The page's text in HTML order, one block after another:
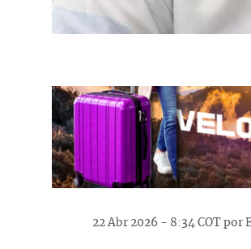
22 Abr 2026 - 8:34 COT por